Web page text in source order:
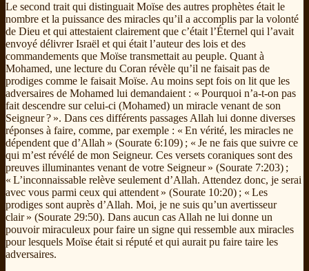
Le second trait qui distinguait Moïse des autres prophètes était le
nombre et la puissance des miracles qu’il a accomplis par la volonté
de Dieu et qui attestaient clairement que c’était l’Éternel qui l’avait
envoyé délivrer Israël et qui était l’auteur des lois et des
commandements que Moïse transmettait au peuple. Quant à
Mohamed, une lecture du Coran révèle qu’il ne faisait pas de
prodiges comme le faisait Moïse. Au moins sept fois on lit que les
adversaires de Mohamed lui demandaient : « Pourquoi n’a-t-on pas
fait descendre sur celui-ci (Mohamed) un miracle venant de son
Seigneur ? ». Dans ces différents passages Allah lui donne diverses
réponses à faire, comme, par exemple : « En vérité, les miracles ne
dépendent que d’Allah » (Sourate 6:109) ; « Je ne fais que suivre ce
qui m’est révélé de mon Seigneur. Ces versets coraniques sont des
preuves illuminantes venant de votre Seigneur » (Sourate 7:203) ;
« L’inconnaissable relève seulement d’Allah. Attendez donc, je serai
avec vous parmi ceux qui attendent » (Sourate 10:20) ; « Les
prodiges sont auprès d’Allah. Moi, je ne suis qu’un avertisseur
clair » (Sourate 29:50). Dans aucun cas Allah ne lui donne un
pouvoir miraculeux pour faire un signe qui ressemble aux miracles
pour lesquels Moïse était si réputé et qui aurait pu faire taire les
adversaires.